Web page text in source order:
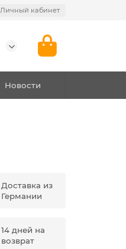
Личный кабинет
Новости
Доставка из
Германии
14 дней на
возврат